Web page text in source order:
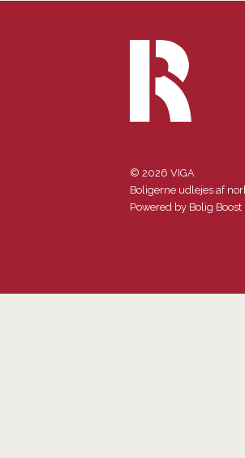
© 2026 VIGA
Boligerne udlejes af
Powered by Bolig Boost